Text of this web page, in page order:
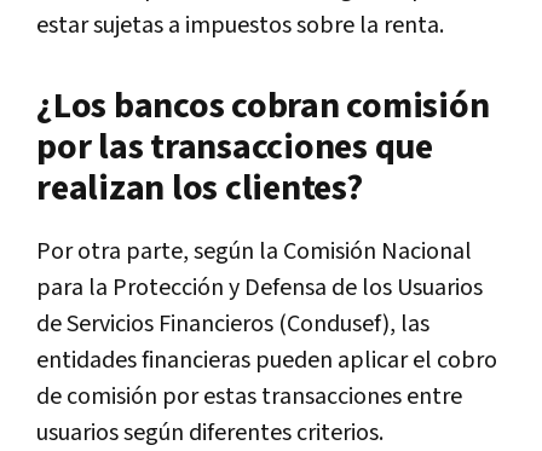
estar sujetas a impuestos sobre la renta.
¿Los bancos cobran comisión
por las transacciones que
realizan los clientes?
Por otra parte, según la Comisión Nacional
para la Protección y Defensa de los Usuarios
de Servicios Financieros (Condusef), las
entidades financieras pueden aplicar el cobro
de comisión por estas transacciones entre
usuarios según diferentes criterios.